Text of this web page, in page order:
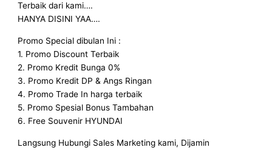
Terbaik dari kami….
HANYA DISINI YAA….
Promo Special dibulan Ini :
1. Promo Discount Terbaik
2. Promo Kredit Bunga 0%
3. Promo Kredit DP & Angs Ringan
4. Promo Trade In harga terbaik
5. Promo Spesial Bonus Tambahan
6. Free Souvenir HYUNDAI
Langsung Hubungi Sales Marketing kami, Dijamin